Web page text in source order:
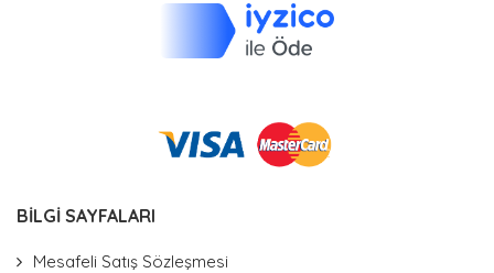
BİLGİ SAYFALARI
Mesafeli Satış Sözleşmesi